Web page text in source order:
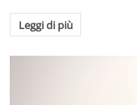
Leggi di più